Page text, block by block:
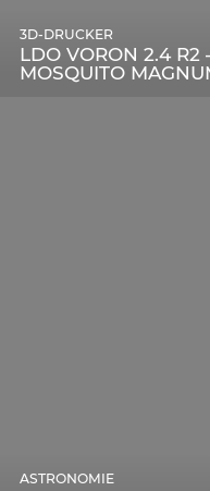
LDO VORON 2.4 R2
MOSQUITO
3D-DRUCKER
ASTRONOMIE